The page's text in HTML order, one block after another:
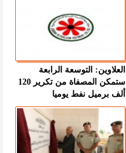
العلاوين: التوسعة الرابعة
ستمكن المصفاة من تكرير 120
ألف برميل نفط يوميا